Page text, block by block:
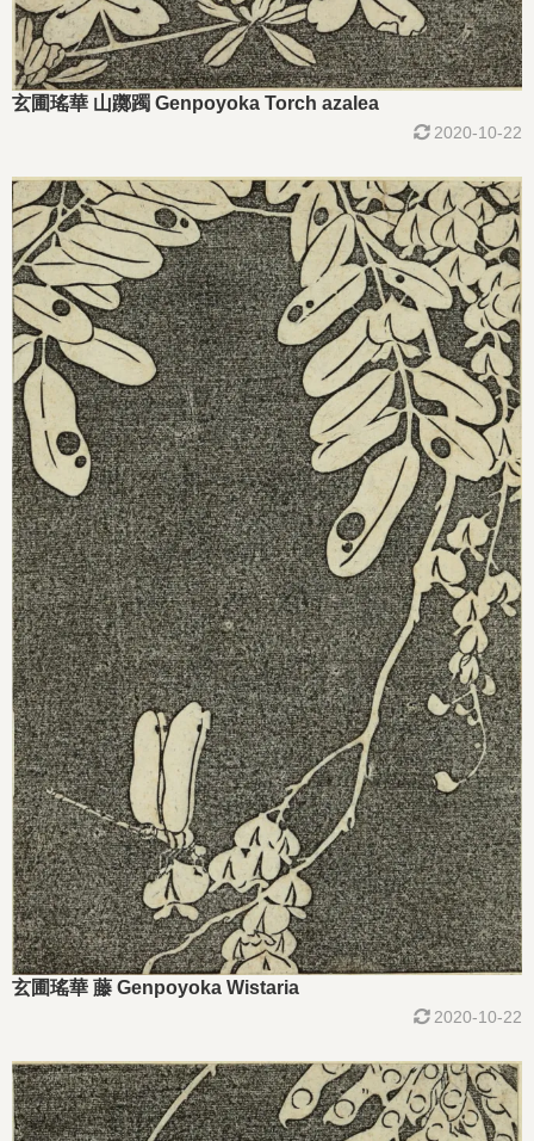
玄圃瑤華 山躑躅 Genpoyoka Torch azalea
2020-10-22
玄圃瑤華 藤 Genpoyoka Wistaria
2020-10-22